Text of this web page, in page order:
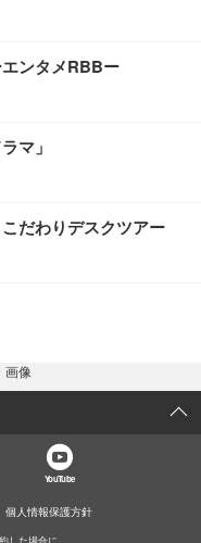
エンタメRBBー
マ」
だわりデスクツアー
画像
YouTube
個人情報保護方針